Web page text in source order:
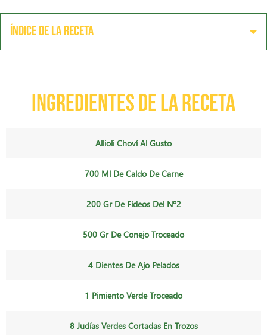
Índice de la receta
Ingredientes de la receta
Allioli Choví Al Gusto
700 Ml De Caldo De Carne
200 Gr De Fideos Del Nº2
500 Gr De Conejo Troceado
4 Dientes De Ajo Pelados
1 Pimiento Verde Troceado
8 Judías Verdes Cortadas En Trozos